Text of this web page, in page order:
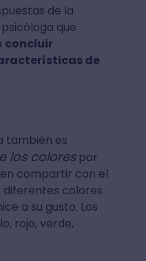
de la
que
concluir
de
también es
los colorespor
compartir con el
colores
a su gusto. Los
rojo, verde,